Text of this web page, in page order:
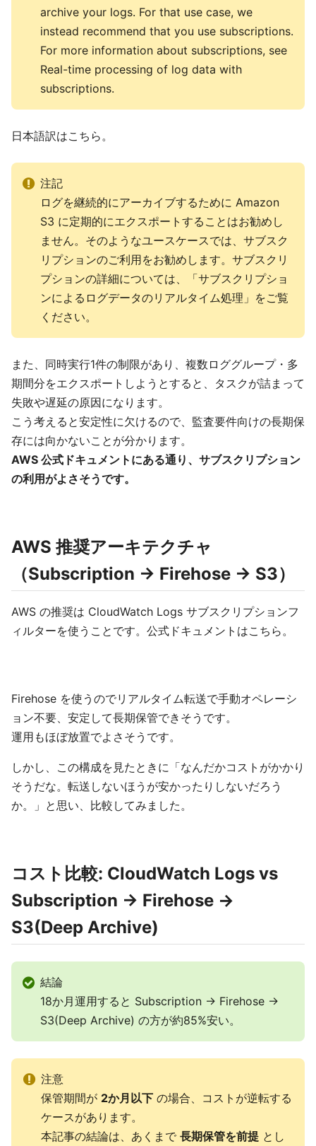
archive your logs. For that use case, we
instead recommend that you use subscriptions.
For more information about subscriptions, see
Real-time processing of log data with
subscriptions.
日本語訳はこちら。
注記
ログを継続的にアーカイブするために Amazon
S3 に定期的にエクスポートすることはお勧めし
ません。そのようなユースケースでは、サブスク
リプションのご利用をお勧めします。サブスクリ
プションの詳細については、「サブスクリプショ
ンによるログデータのリアルタイム処理」をご覧
ください。
また、同時実行1件の制限があり、複数ロググループ・多
期間分をエクスポートしようとすると、タスクが詰まって
失敗や遅延の原因になります。
こう考えると安定性に欠けるので、監査要件向けの長期保
存には向かないことが分かります。
AWS 公式ドキュメントにある通り、サブスクリプション
の利用がよさそうです。
AWS 推奨アーキテクチャ
（Subscription → Firehose → S3）
AWS の推奨は CloudWatch Logs サブスクリプションフ
ィルターを使うことです。公式ドキュメントはこちら。
Firehose を使うのでリアルタイム転送で手動オペレーシ
ョン不要、安定して長期保管できそうです。
運用もほぼ放置でよさそうです。
しかし、この構成を見たときに「なんだかコストがかかり
そうだな。転送しないほうが安かったりしないだろう
か。」と思い、比較してみました。
コスト比較: CloudWatch Logs vs
Subscription → Firehose →
S3(Deep Archive)
結論
18か月運用すると Subscription → Firehose →
S3(Deep Archive) の方が約85%安い。
注意
保管期間が 2か月以下 の場合、コストが逆転する
ケースがあります。
本記事の結論は、あくまで長期保管を前提 とし